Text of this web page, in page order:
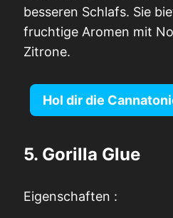
besseren Schlafs. Sie
fruchtige Aromen mit
Zitrone.
Hol dir die
5. Gorilla Glue
Eigenschaften :